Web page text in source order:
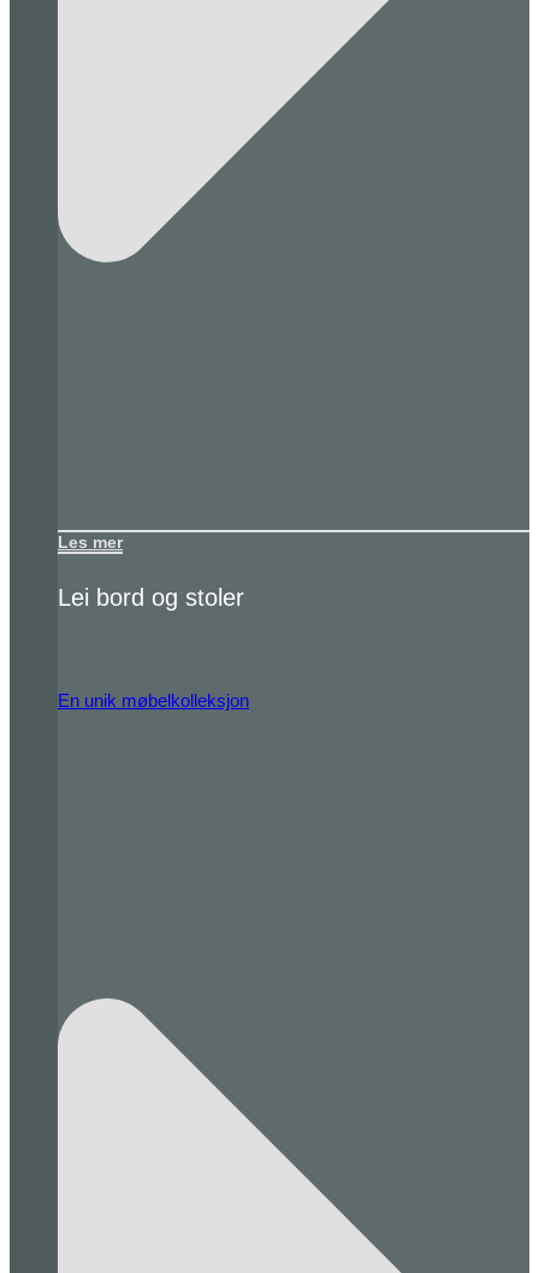
Les mer
Lei bord og stoler
En unik møbelkolleksjon